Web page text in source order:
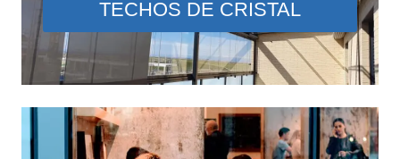
TECHOS DE CRISTAL